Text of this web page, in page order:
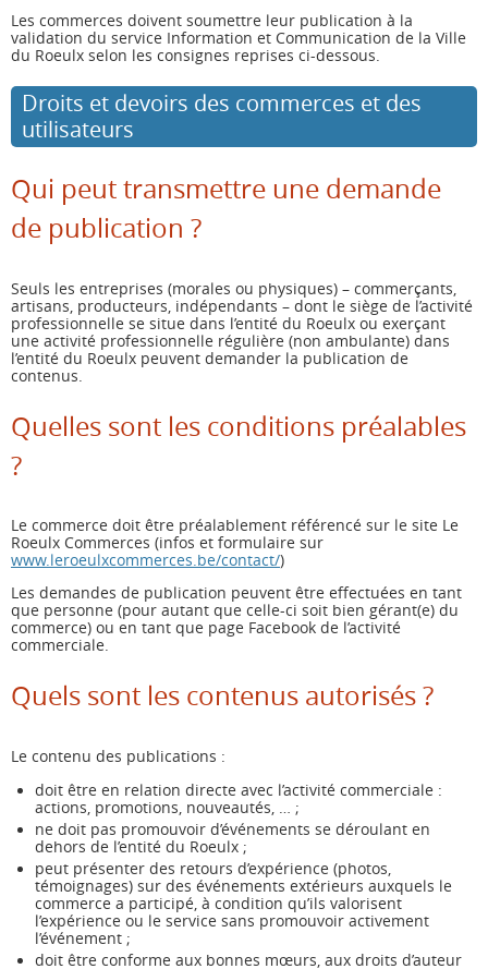
Les commerces doivent soumettre leur publication à la
validation du service Information et Communication de la Ville
du Roeulx selon les consignes reprises ci-dessous.
Droits et devoirs des commerces et des
utilisateurs
Qui peut transmettre une demande
de publication ?
Seuls les entreprises (morales ou physiques) – commerçants,
artisans, producteurs, indépendants – dont le siège de l’activité
professionnelle se situe dans l’entité du Roeulx ou exerçant
une activité professionnelle régulière (non ambulante) dans
l’entité du Roeulx peuvent demander la publication de
contenus.
Quelles sont les conditions préalables
?
Le commerce doit être préalablement référencé sur le site Le
Roeulx Commerces (infos et formulaire sur
www.leroeulxcommerces.be/contact/)
Les demandes de publication peuvent être effectuées en tant
que personne (pour autant que celle-ci soit bien gérant(e) du
commerce) ou en tant que page Facebook de l’activité
commerciale.
Quels sont les contenus autorisés ?
Le contenu des publications :
doit être en relation directe avec l’activité commerciale :
actions, promotions, nouveautés, … ;
ne doit pas promouvoir d’événements se déroulant en
dehors de l’entité du Roeulx ;
peut présenter des retours d’expérience (photos,
témoignages) sur des événements extérieurs auxquels le
commerce a participé, à condition qu’ils valorisent
l’expérience ou le service sans promouvoir activement
l’événement ;
doit être conforme aux bonnes mœurs, aux droits d’auteur